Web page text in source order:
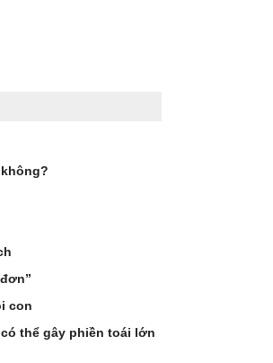
con
thể gây phiền toái lớn